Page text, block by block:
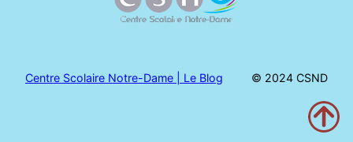
Centre Scolaire Notre-Dame | Le Blog © 2024 CSND